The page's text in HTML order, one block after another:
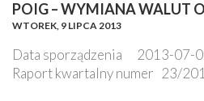
POIG – WYMIANA WALUT
WTOREK, 9 LIPCA 2013
Data sporządzenia 2013-07-
Raport kwartalny numer 23/